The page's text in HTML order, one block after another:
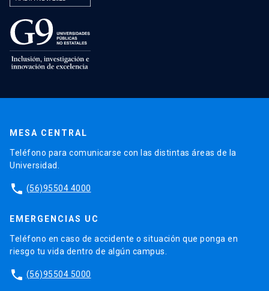
MESA CENTRAL
Teléfono para comunicarse con las distintas áreas de la
Universidad.
phone (56)95504 4000
EMERGENCIAS UC
Teléfono en caso de accidente o situación que ponga en
riesgo tu vida dentro de algún campus.
phone (56)95504 5000